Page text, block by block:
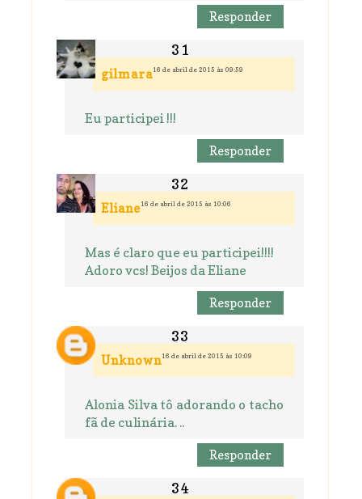
Responder
gilmara16 de abril de 2015 às 09:59
Eu participei !!!
Responder
Eliane 16 de abril de 2015 às 10:06
Mas é claro que eu participei!!!!
Adoro vcs! Beijos da Eliane
Responder
Unknown16 de abril de 2015 às 10:09
Alonia Silva tô adorando o tacho
fã de culinária. ..
Responder